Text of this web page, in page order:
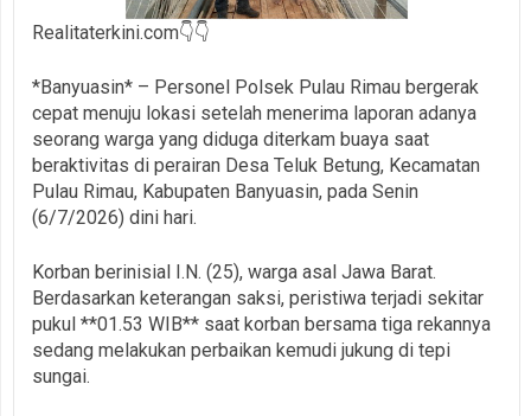
Realitaterkini.com👇👇
*Banyuasin* – Personel Polsek Pulau Rimau bergerak
cepat menuju lokasi setelah menerima laporan adanya
seorang warga yang diduga diterkam buaya saat
beraktivitas di perairan Desa Teluk Betung, Kecamatan
Pulau Rimau, Kabupaten Banyuasin, pada Senin
(6/7/2026) dini hari.
Korban berinisial I.N. (25), warga asal Jawa Barat.
Berdasarkan keterangan saksi, peristiwa terjadi sekitar
pukul **01.53 WIB** saat korban bersama tiga rekannya
sedang melakukan perbaikan kemudi jukung di tepi
sungai.